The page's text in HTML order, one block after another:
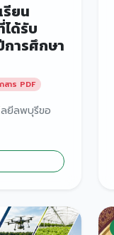
ยน
ด้รับ
การศึกษา
สาร PDF
ลยีลพบุรีขอ